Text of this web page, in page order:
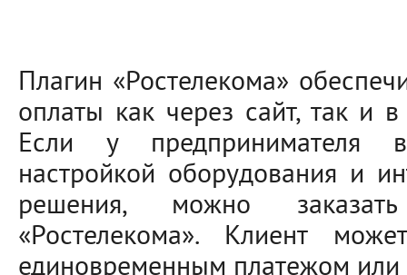
Плагин «Ростелекома»
оплаты как через сайт, так и
Если у предпринимателя
настройкой оборудования и
решения, можно
«Ростелекома». Клиент